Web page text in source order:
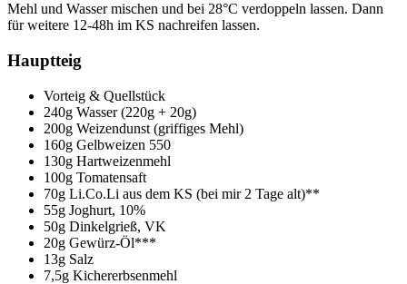
Mehl und Wasser mischen und bei 28°C verdoppeln lassen. Dann
für weitere 12-48h im KS nachreifen lassen.
Hauptteig
Vorteig & Quellstück
240g Wasser (220g + 20g)
200g Weizendunst (griffiges Mehl)
160g Gelbweizen 550
130g Hartweizenmehl
100g Tomatensaft
70g Li.Co.Li aus dem KS (bei mir 2 Tage alt)**
55g Joghurt, 10%
50g Dinkelgrieß, VK
20g Gewürz-Öl***
13g Salz
7,5g Kichererbsenmehl